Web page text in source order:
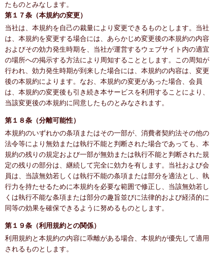
たものとみなします。
第１７条（本規約の変更）
当社は、本規約を自己の裁量により変更できるものとします。当社
は、本規約を変更する場合には、あらかじめ変更後の本規約の内容
およびその効力発生時期を、当社が運営するウェブサイト内の適宜
の場所への掲示する方法により周知することとします。この周知が
行われ、効力発生時期が到来した場合には、本規約の内容は、変更
後の本規約によります。なお、本規約の変更があった場合、会員
は、本規約の変更後も引き続き本サービスを利用することにより、
当該変更後の本規約に同意したものとみなされます。
第１８条（分離可能性）
本規約のいずれかの条項またはその一部が、消費者契約法その他の
法令等により無効または執行不能と判断された場合であっても、本
規約の残りの規定および一部が無効または執行不能と判断された規
定の残りの部分は、継続して完全に効力を有します。当社および会
員は、当該無効若しくは執行不能の条項または部分を適法とし、執
行力を持たせるために本規約を必要な範囲で修正し、当該無効若し
くは執行不能な条項または部分の趣旨並びに法律的および経済的に
同等の効果を確保できるように努めるものとします。
第１９条（利用規約との関係）
利用規約と本規約の内容に乖離がある場合、本規約が優先して適用
されるものとします。